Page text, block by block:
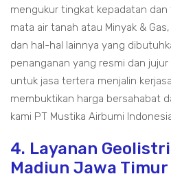
mengukur tingkat kepadatan dan
mata air tanah atau Minyak &
dan hal-hal lainnya yang
penanganan yang resmi dan
untuk jasa tertera menjalin
membuktikan harga bersahabat
kami PT Mustika Airbumi
4. Layanan
Madiun Jawa Timur